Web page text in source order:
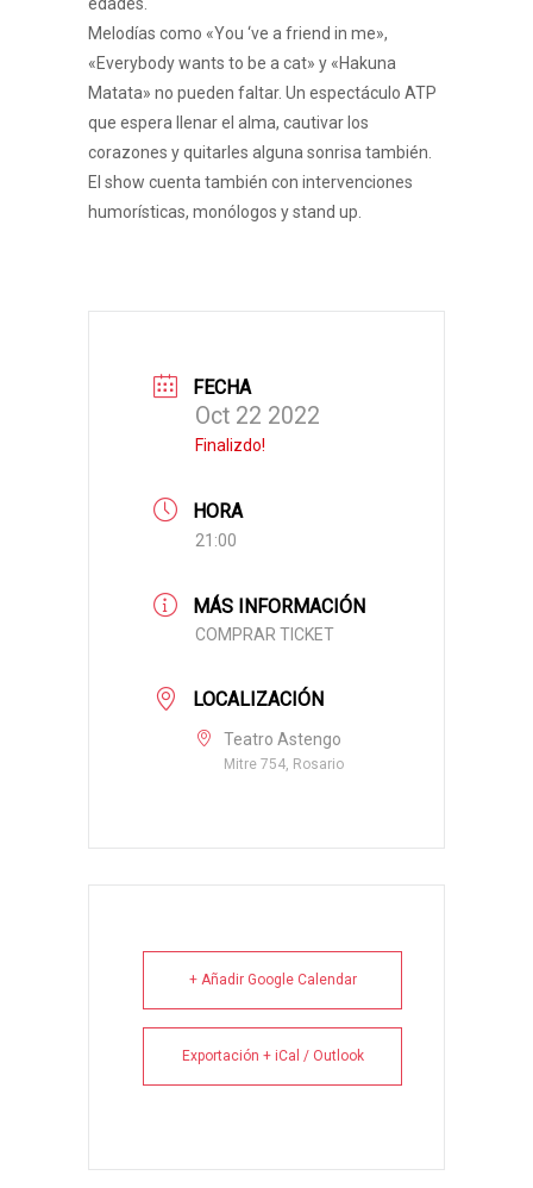
edades.
Melodías como «You ‘ve a friend in me»,
«Everybody wants to be a cat» y «Hakuna
Matata» no pueden faltar. Un espectáculo ATP
que espera llenar el alma, cautivar los
corazones y quitarles alguna sonrisa también.
El show cuenta también con intervenciones
humorísticas, monólogos y stand up.
FECHA
Oct 22 2022
Finalizdo!
HORA
21:00
MÁS INFORMACIÓN
COMPRAR TICKET
LOCALIZACIÓN
Teatro Astengo
Mitre 754, Rosario
+ Añadir Google Calendar
Exportación + iCal / Outlook